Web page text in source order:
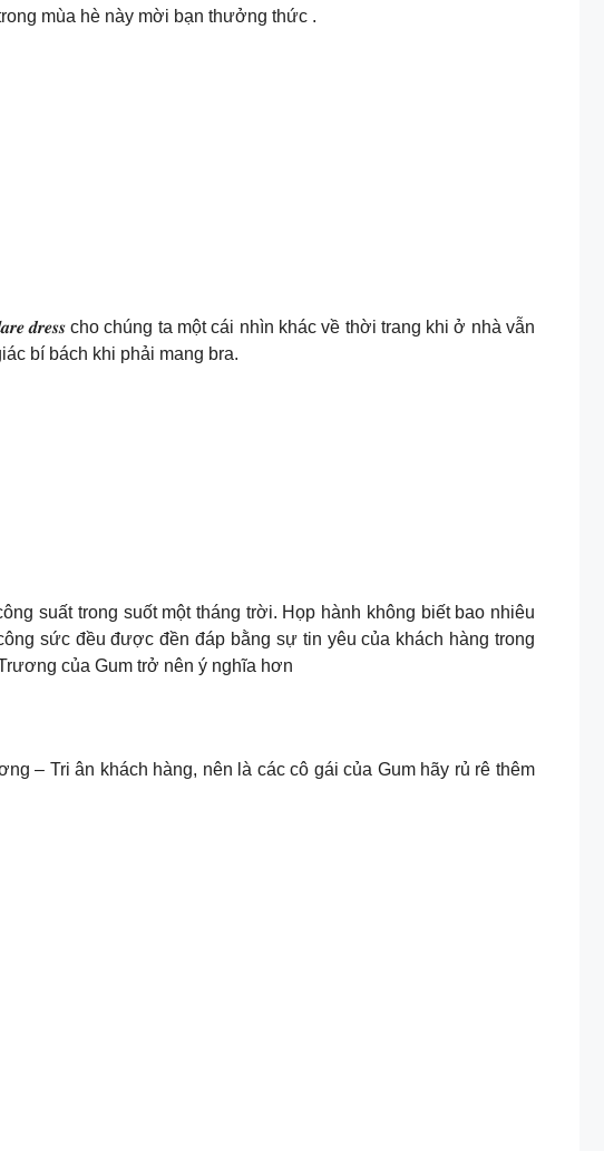
mùa hè này mời bạn thưởng thức .
𝒅𝒓𝒆𝒔𝒔 cho chúng ta một cái nhìn khác về thời trang khi ở nhà vẫn
bí bách khi phải mang bra.
suất trong suốt một tháng trời. Họp hành không biết bao nhiêu
sức đều được đền đáp bằng sự tin yêu của khách hàng trong
của Gum trở nên ý nghĩa hơn
– Tri ân khách hàng, nên là các cô gái của Gum hãy rủ rê thêm